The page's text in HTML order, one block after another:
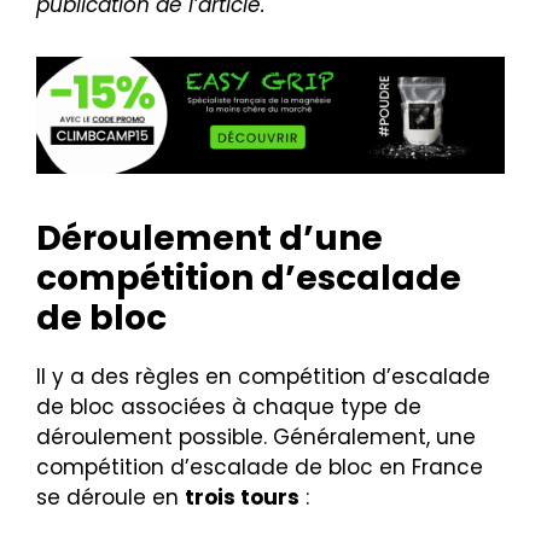
Déroulement d’une
compétition d’escalade
de bloc
Il y a des règles en compétition d’escalade
de bloc associées à chaque type de
déroulement possible. Généralement, une
compétition d’escalade de bloc en France
se déroule en trois tours :